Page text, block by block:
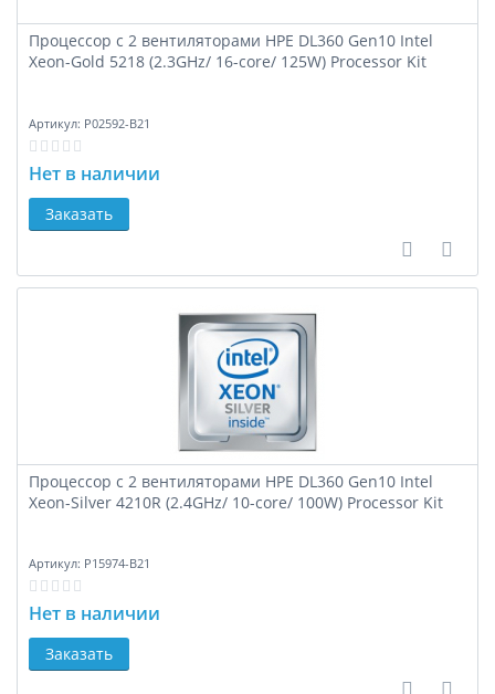
Процессор с 2 вентиляторами HPE DL360 Gen10 Intel
Xeon-Gold 5218 (2.3GHz/ 16-core/ 125W) Processor Kit
Артикул: P02592-B21
Нет в наличии
Заказать
В В
Процессор с 2 вентиляторами HPE DL360 Gen10 Intel
Xeon-Silver 4210R (2.4GHz/ 10-core/ 100W) Processor Kit
Артикул: P15974-B21
Нет в наличии
Заказать